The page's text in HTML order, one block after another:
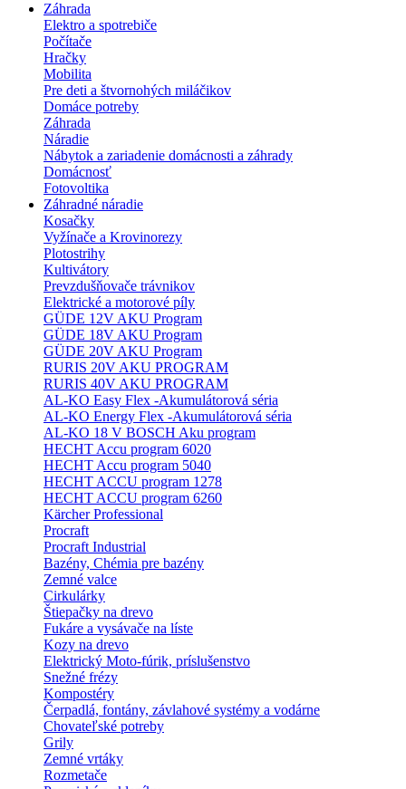
Záhrada
Elektro a spotrebiče
Počítače
Hračky
Mobilita
Pre deti a štvornohých miláčikov
Domáce potreby
Záhrada
Náradie
Nábytok a zariadenie domácnosti a záhrady
Domácnosť
Fotovoltika
Záhradné náradie
Kosačky
Vyžínače a Krovinorezy
Plotostrihy
Kultivátory
Prevzdušňovače trávnikov
Elektrické a motorové píly
GÜDE 12V AKU Program
GÜDE 18V AKU Program
GÜDE 20V AKU Program
RURIS 20V AKU PROGRAM
RURIS 40V AKU PROGRAM
AL-KO Easy Flex -Akumulátorová séria
AL-KO Energy Flex -Akumulátorová séria
AL-KO 18 V BOSCH Aku program
HECHT Accu program 6020
HECHT Accu program 5040
HECHT ACCU program 1278
HECHT ACCU program 6260
Kärcher Professional
Procraft
Procraft Industrial
Bazény, Chémia pre bazény
Zemné valce
Cirkulárky
Štiepačky na drevo
Fukáre a vysávače na líste
Kozy na drevo
Elektrický Moto-fúrik, príslušenstvo
Snežné frézy
Kompostéry
Čerpadlá, fontány, závlahové systémy a vodárne
Chovateľské potreby
Grily
Zemné vrtáky
Rozmetače